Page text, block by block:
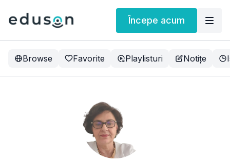
Începe acum
Browse Favorite Playlisturi Notițe